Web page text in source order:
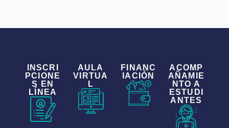
INSCRI
PCIONE
S EN
LÍNEA
AULA
VIRTUA
L
FINANC
IACIÓN
ACOMP
AÑAMIE
NTO A
ESTUDI
ANTES